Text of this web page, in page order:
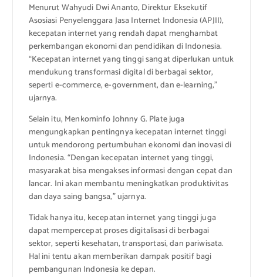
Menurut Wahyudi Dwi Ananto, Direktur Eksekutif
Asosiasi Penyelenggara Jasa Internet Indonesia (APJII),
kecepatan internet yang rendah dapat menghambat
perkembangan ekonomi dan pendidikan di Indonesia.
“Kecepatan internet yang tinggi sangat diperlukan untuk
mendukung transformasi digital di berbagai sektor,
seperti e-commerce, e-government, dan e-learning,”
ujarnya.
Selain itu, Menkominfo Johnny G. Plate juga
mengungkapkan pentingnya kecepatan internet tinggi
untuk mendorong pertumbuhan ekonomi dan inovasi di
Indonesia. “Dengan kecepatan internet yang tinggi,
masyarakat bisa mengakses informasi dengan cepat dan
lancar. Ini akan membantu meningkatkan produktivitas
dan daya saing bangsa,” ujarnya.
Tidak hanya itu, kecepatan internet yang tinggi juga
dapat mempercepat proses digitalisasi di berbagai
sektor, seperti kesehatan, transportasi, dan pariwisata.
Hal ini tentu akan memberikan dampak positif bagi
pembangunan Indonesia ke depan.